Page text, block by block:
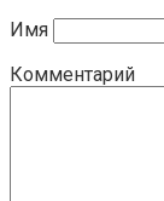
Имя
Комментарий